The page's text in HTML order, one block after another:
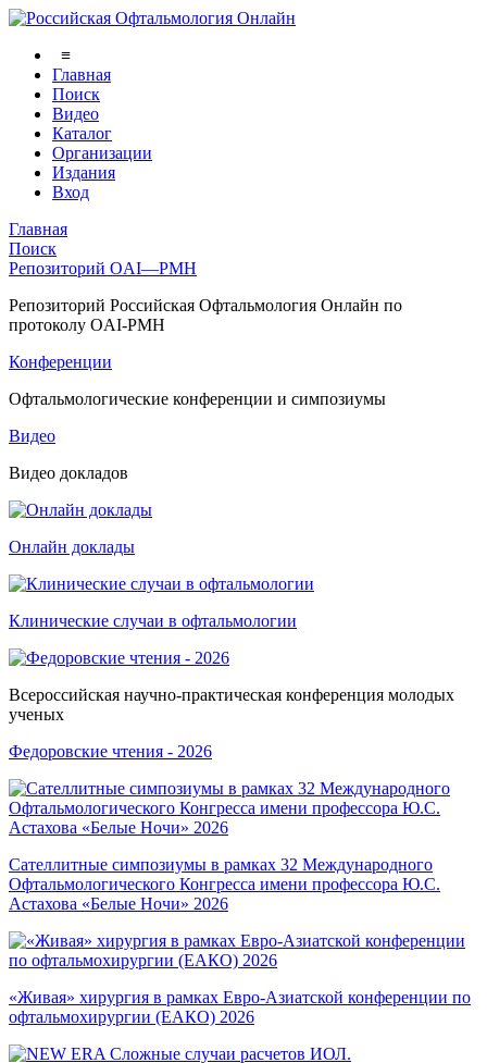
≡
Главная
Поиск
Видео
Каталог
Организации
Издания
Вход
Главная
Поиск
Репозиторий OAI—PMH
Репозиторий Российская Офтальмология Онлайн по
протоколу OAI-PMH
Конференции
Офтальмологические конференции и симпозиумы
Видео
Видео докладов
Онлайн доклады
Клинические случаи в офтальмологии
Всероссийская научно-практическая конференция молодых
ученых
Федоровские чтения - 2026
Сателлитные симпозиумы в рамках 32 Международного
Офтальмологического Конгресса имени профессора Ю.С.
Астахова «Белые Ночи» 2026
«Живая» хирургия в рамках Евро-Азиатской конференции по
офтальмохирургии (ЕАКО) 2026